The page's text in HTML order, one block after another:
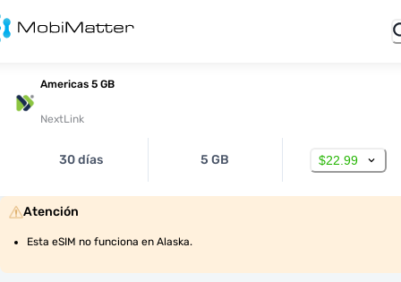
Americas 5 GB
NextLink
30 días 5 GB $22.99
Atención
Esta eSIM no funciona en Alaska.